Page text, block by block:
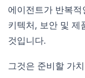
에이전트가 반복
키텍처, 보안 및 제
것입니다.
그것은 준비할 가